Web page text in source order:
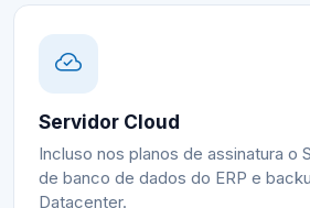
Servidor Cloud
Incluso nos planos de assinatura o
de banco de dados do ERP e
Datacenter.